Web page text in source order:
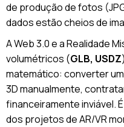
de produção de fotos
dados estão cheios de
A Web 3.0 e a Realidade
volumétricos (GLB, USDZ
matemático: converter
3D manualmente,
financeiramente inviável.
dos projetos de AR/VR